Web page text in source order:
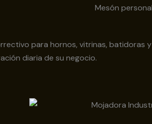
para hornos, vitrinas,
diaria de su negocio.